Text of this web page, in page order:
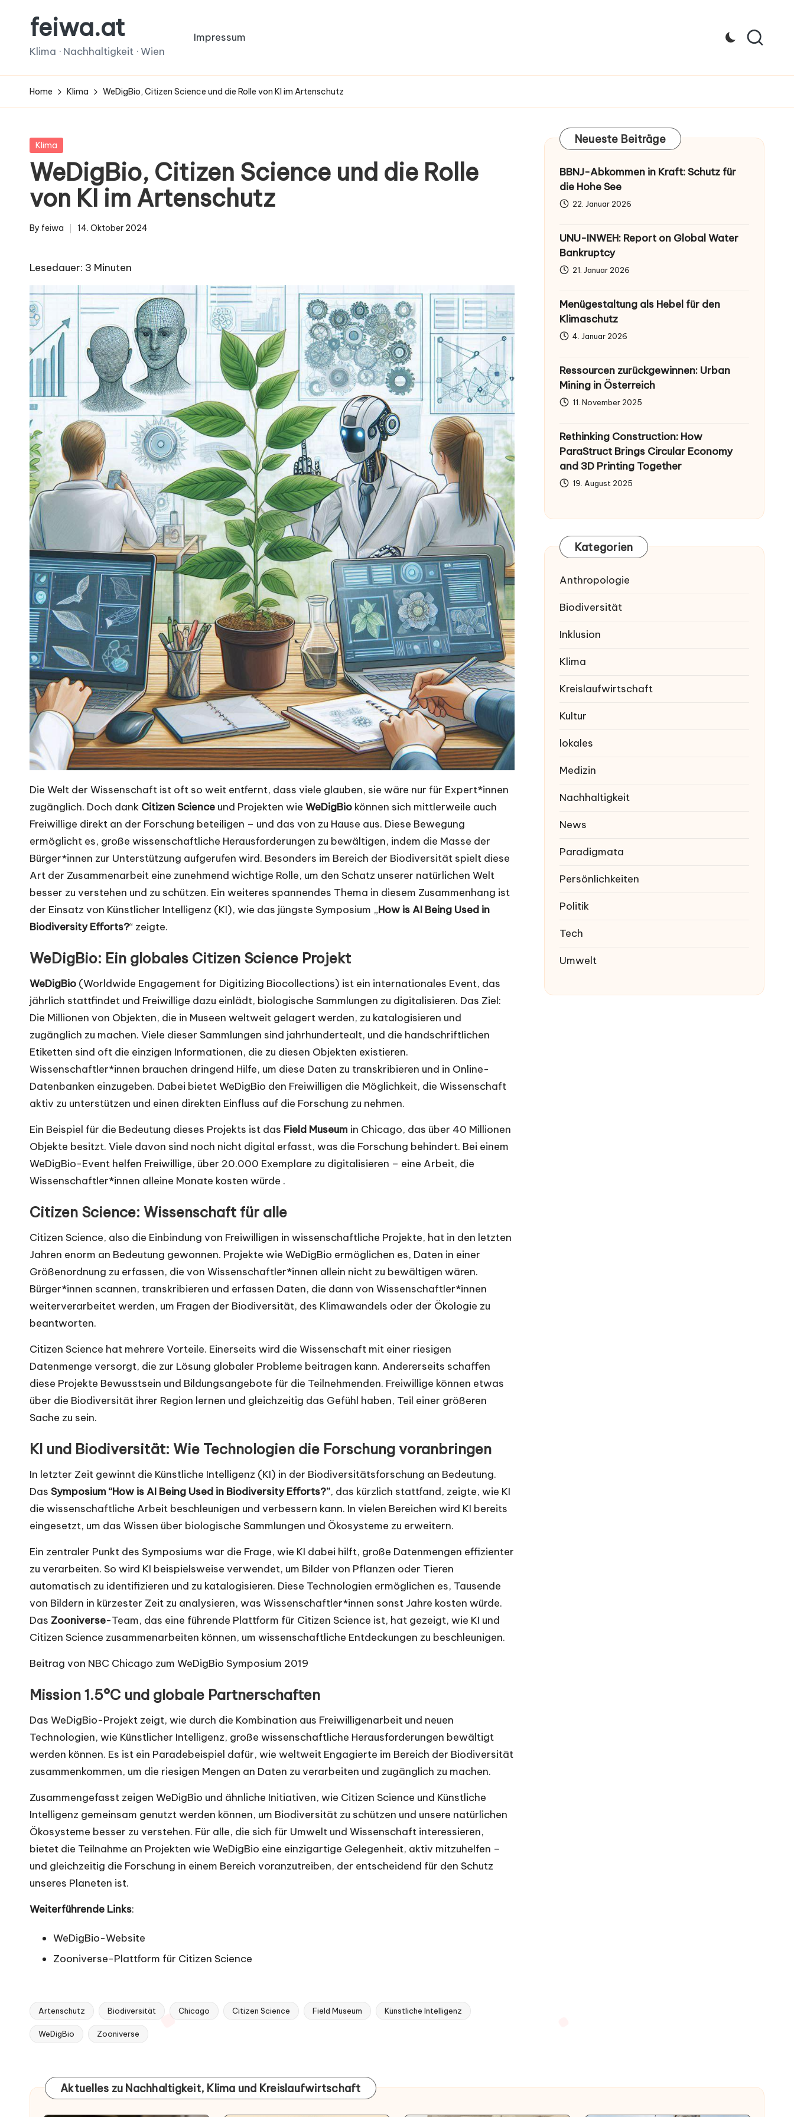
feiwa.at
Klima · Nachhaltigkeit · Wien
Impressum
Home Klima WeDigBio, Citizen Science und die Rolle von KI im Artenschutz
Posted
Klima
WeDigBio, Citizen Science und die Rolle
von KI im Artenschutz
Posted
By feiwa 14. Oktober 2024
Lesedauer: 3 Minuten
Die Welt der Wissenschaft ist oft so weit entfernt, dass viele glauben, sie wäre nur für Expert*innen
zugänglich. Doch dank Citizen Science und Projekten wie WeDigBio können sich mittlerweile auch
Freiwillige direkt an der Forschung beteiligen – und das von zu Hause aus. Diese Bewegung
ermöglicht es, große wissenschaftliche Herausforderungen zu bewältigen, indem die Masse der
Bürger*innen zur Unterstützung aufgerufen wird. Besonders im Bereich der Biodiversität spielt diese
Art der Zusammenarbeit eine zunehmend wichtige Rolle, um den Schatz unserer natürlichen Welt
besser zu verstehen und zu schützen. Ein weiteres spannendes Thema in diesem Zusammenhang ist
der Einsatz von Künstlicher Intelligenz (KI), wie das jüngste Symposium „How is AI Being Used in
Biodiversity Efforts?“ zeigte.
WeDigBio: Ein globales Citizen Science Projekt
WeDigBio (Worldwide Engagement for Digitizing Biocollections) ist ein internationales Event, das
jährlich stattfindet und Freiwillige dazu einlädt, biologische Sammlungen zu digitalisieren. Das Ziel:
Die Millionen von Objekten, die in Museen weltweit gelagert werden, zu katalogisieren und
zugänglich zu machen. Viele dieser Sammlungen sind jahrhundertealt, und die handschriftlichen
Etiketten sind oft die einzigen Informationen, die zu diesen Objekten existieren.
Wissenschaftler*innen brauchen dringend Hilfe, um diese Daten zu transkribieren und in Online-
Datenbanken einzugeben. Dabei bietet WeDigBio den Freiwilligen die Möglichkeit, die Wissenschaft
aktiv zu unterstützen und einen direkten Einfluss auf die Forschung zu nehmen.
Ein Beispiel für die Bedeutung dieses Projekts ist das Field Museum in Chicago, das über 40 Millionen
Objekte besitzt. Viele davon sind noch nicht digital erfasst, was die Forschung behindert. Bei einem
WeDigBio-Event helfen Freiwillige, über 20.000 Exemplare zu digitalisieren – eine Arbeit, die
Wissenschaftler*innen alleine Monate kosten würde .
Citizen Science: Wissenschaft für alle
Citizen Science, also die Einbindung von Freiwilligen in wissenschaftliche Projekte, hat in den letzten
Jahren enorm an Bedeutung gewonnen. Projekte wie WeDigBio ermöglichen es, Daten in einer
Größenordnung zu erfassen, die von Wissenschaftler*innen allein nicht zu bewältigen wären.
Bürger*innen scannen, transkribieren und erfassen Daten, die dann von Wissenschaftler*innen
weiterverarbeitet werden, um Fragen der Biodiversität, des Klimawandels oder der Ökologie zu
beantworten.
Citizen Science hat mehrere Vorteile. Einerseits wird die Wissenschaft mit einer riesigen
Datenmenge versorgt, die zur Lösung globaler Probleme beitragen kann. Andererseits schaffen
diese Projekte Bewusstsein und Bildungsangebote für die Teilnehmenden. Freiwillige können etwas
über die Biodiversität ihrer Region lernen und gleichzeitig das Gefühl haben, Teil einer größeren
Sache zu sein.
KI und Biodiversität: Wie Technologien die Forschung voranbringen
In letzter Zeit gewinnt die Künstliche Intelligenz (KI) in der Biodiversitätsforschung an Bedeutung.
Das Symposium “How is AI Being Used in Biodiversity Efforts?”, das kürzlich stattfand, zeigte, wie KI
die wissenschaftliche Arbeit beschleunigen und verbessern kann. In vielen Bereichen wird KI bereits
eingesetzt, um das Wissen über biologische Sammlungen und Ökosysteme zu erweitern.
Ein zentraler Punkt des Symposiums war die Frage, wie KI dabei hilft, große Datenmengen effizienter
zu verarbeiten. So wird KI beispielsweise verwendet, um Bilder von Pflanzen oder Tieren
automatisch zu identifizieren und zu katalogisieren. Diese Technologien ermöglichen es, Tausende
von Bildern in kürzester Zeit zu analysieren, was Wissenschaftler*innen sonst Jahre kosten würde.
Das Zooniverse-Team, das eine führende Plattform für Citizen Science ist, hat gezeigt, wie KI und
Citizen Science zusammenarbeiten können, um wissenschaftliche Entdeckungen zu beschleunigen.
Beitrag von NBC Chicago zum WeDigBio Symposium 2019
Mission 1.5°C und globale Partnerschaften
Das WeDigBio-Projekt zeigt, wie durch die Kombination aus Freiwilligenarbeit und neuen
Technologien, wie Künstlicher Intelligenz, große wissenschaftliche Herausforderungen bewältigt
werden können. Es ist ein Paradebeispiel dafür, wie weltweit Engagierte im Bereich der Biodiversität
zusammenkommen, um die riesigen Mengen an Daten zu verarbeiten und zugänglich zu machen.
Zusammengefasst zeigen WeDigBio und ähnliche Initiativen, wie Citizen Science und Künstliche
Intelligenz gemeinsam genutzt werden können, um Biodiversität zu schützen und unsere natürlichen
Ökosysteme besser zu verstehen. Für alle, die sich für Umwelt und Wissenschaft interessieren,
bietet die Teilnahme an Projekten wie WeDigBio eine einzigartige Gelegenheit, aktiv mitzuhelfen –
und gleichzeitig die Forschung in einem Bereich voranzutreiben, der entscheidend für den Schutz
unseres Planeten ist.
Weiterführende Links:
WeDigBio-Website
Zooniverse-Plattform für Citizen Science
Tags:
Artenschutz Biodiversität Chicago Citizen Science Field Museum Künstliche Intelligenz
WeDigBio Zooniverse
Neueste Beiträge
BBNJ-Abkommen in Kraft: Schutz für
die Hohe See
22. Januar 2026
UNU-INWEH: Report on Global Water
Bankruptcy
21. Januar 2026
Menügestaltung als Hebel für den
Klimaschutz
4. Januar 2026
Ressourcen zurückgewinnen: Urban
Mining in Österreich
11. November 2025
Rethinking Construction: How
ParaStruct Brings Circular Economy
and 3D Printing Together
19. August 2025
Kategorien
Anthropologie
Biodiversität
Inklusion
Klima
Kreislaufwirtschaft
Kultur
lokales
Medizin
Nachhaltigkeit
News
Paradigmata
Persönlichkeiten
Politik
Tech
Umwelt
Aktuelles zu Nachhaltigkeit, Klima und Kreislaufwirtschaft